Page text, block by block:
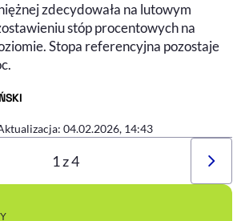
zdecydowała na lutowym
stóp procentowych na
Stopa referencyjna pozostaje
PROFIL
04.02.2026, 14:43
1 z 4